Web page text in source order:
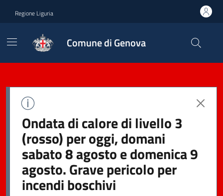
Regione Liguria
Comune di Genova
Ondata di calore di livello 3
(rosso) per oggi, domani
sabato 8 agosto e domenica 9
agosto. Grave pericolo per
incendi boschivi